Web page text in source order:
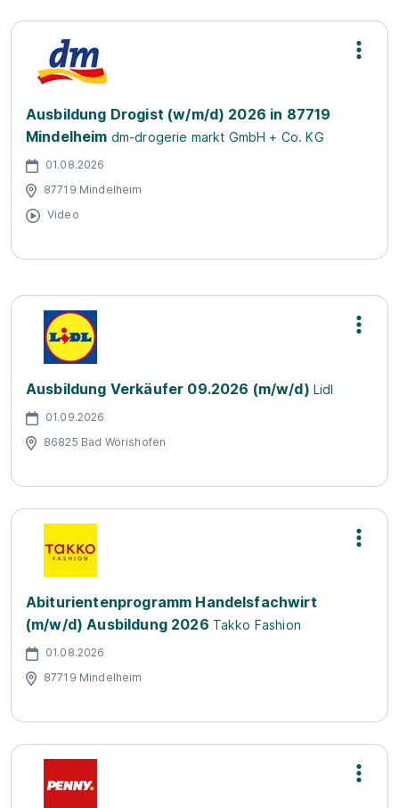
Ausbildung Drogist (w/m/d) 2026 in 87719
Mindelheim dm-drogerie markt GmbH + Co. KG
01.08.2026
87719 Mindelheim
Video
Ausbildung Verkäufer 09.2026 (m/w/d) Lidl
01.09.2026
86825 Bad Wörishofen
Abiturientenprogramm Handelsfachwirt
(m/w/d) Ausbildung 2026 Takko Fashion
01.08.2026
87719 Mindelheim